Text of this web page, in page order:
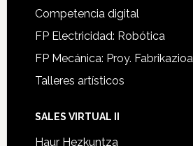
Competencia digital
FP Electricidad: Robótica
FP Mecánica: Proy. Fabrikazioa
Talleres artísticos
SALES VIRTUAL II
Haur Hezkuntza